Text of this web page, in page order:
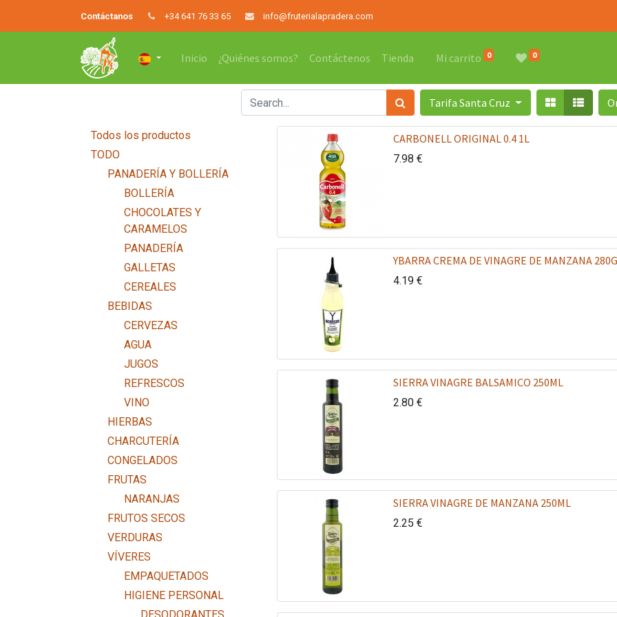
Contáctanos +34 641 76 33 65 info@fruterialapradera.com
Inicio ¿Quiénes somos? Contáctenos Tienda Mi carrito 0 0
Tarifa Santa Cruz
Todos los productos
TODO
PANADERÍA Y BOLLERÍA
BOLLERÍA
CHOCOLATES Y
CARAMELOS
PANADERÍA
GALLETAS
CEREALES
BEBIDAS
CERVEZAS
AGUA
JUGOS
REFRESCOS
VINO
HIERBAS
CHARCUTERÍA
CONGELADOS
FRUTAS
NARANJAS
FRUTOS SECOS
VERDURAS
VÍVERES
EMPAQUETADOS
HIGIENE PERSONAL
CARBONELL ORIGINAL 0.4 1L
7.98 €
YBARRA CREMA DE VINAGRE DE MANZANA 280G
4.19 €
SIERRA VINAGRE BALSAMICO 250ML
2.80 €
SIERRA VINAGRE DE MANZANA 250ML
2.25 €